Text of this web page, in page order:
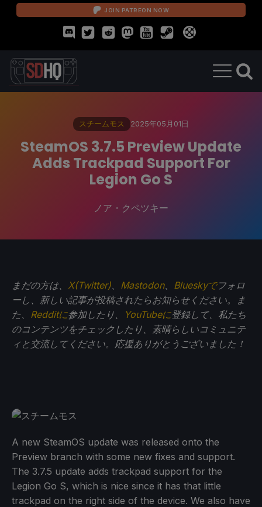
JOIN PATREON NOW
スチームモス 2025年05月01日
SteamOS 3.7.5 Preview Update
Adds Trackpad Support For
Legion Go S
ノア・クペツキー
まだの方は、 X(Twitter) Mastodon、 Blueskyでフォロ
ーし、新しい記事が投稿されたらお知らせください。ま
た、 Redditに参加したり、 YouTubeに登録して、私たち
のコンテンツをチェックしたり、素晴らしいコミュニテ
ィと交流してください。応援ありがとうございました！
A new SteamOS update was released onto the
Preview branch with some new fixes and support.
The 3.7.5 update adds trackpad support for the
Legion Go S, which is nice since it has that little
trackpad on the right side of the device. We also have